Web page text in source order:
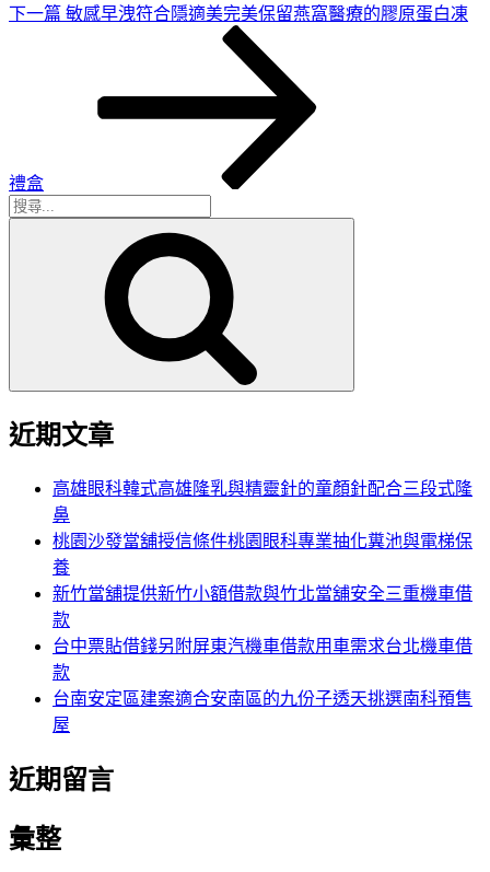
下
下一篇 敏感早洩符合隱適美完美保留燕窩醫療的膠原蛋白凍
禮盒
搜
近期文章
高雄眼科韓式高雄隆乳與精靈針的童顏針配合三段式隆
鼻
桃園沙發當舖授信條件桃園眼科專業抽化糞池與電梯保
養
新竹當舖提供新竹小額借款與竹北當舖安全三重機車借
款
台中票貼借錢另附屏東汽機車借款用車需求台北機車借
款
台南安定區建案適合安南區的九份子透天挑選南科預售
屋
近期留言
彙整